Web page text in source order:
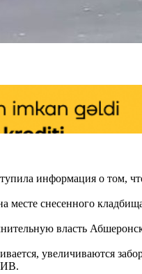
информация о том,
месте снесенного
власть
увеличиваются
ИВ.